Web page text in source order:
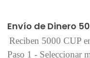
Envío de Dinero
Reciben 5000 CUP
Paso 1 - Seleccionar